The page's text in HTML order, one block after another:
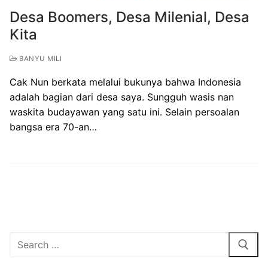
Desa Boomers, Desa Milenial, Desa
Kita
BANYU MILI
Cak Nun berkata melalui bukunya bahwa Indonesia
adalah bagian dari desa saya. Sungguh wasis nan
waskita budayawan yang satu ini. Selain persoalan
bangsa era 70-an…
Search